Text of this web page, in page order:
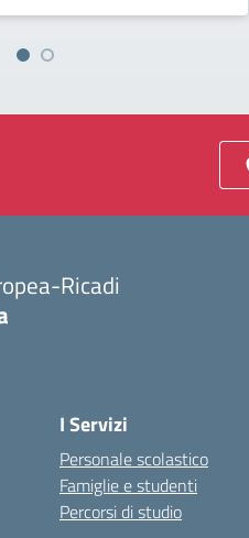
Ricadi
I Servizi
Personale scolastico
Famiglie e studenti
Percorsi di studio